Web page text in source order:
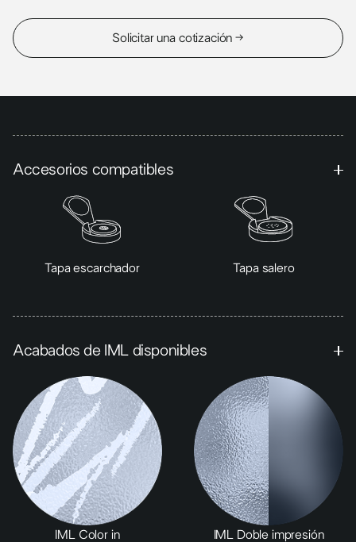
Solicitar una cotización →
Accesorios compatibles
Tapa escarchador Tapa salero
Acabados de IML disponibles
IML Color in IML Doble impresión